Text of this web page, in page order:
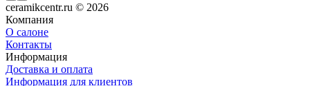
ceramikcentr.ru © 2026
Компания
О салоне
Контакты
Информация
Доставка и оплата
Информация для клиентов